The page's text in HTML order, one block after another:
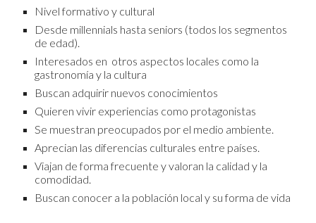
Nivel formativo y cultural
Desde millennials hasta seniors (todos los segmentos
de edad).
Interesados en otros aspectos locales como la
gastronomía y la cultura
Buscan adquirir nuevos conocimientos
Quieren vivir experiencias como protagonistas
Se muestran preocupados por el medio ambiente.
Aprecian las diferencias culturales entre países.
Viajan de forma frecuente y valoran la calidad y la
comodidad.
Buscan conocer a la población local y su forma de vida